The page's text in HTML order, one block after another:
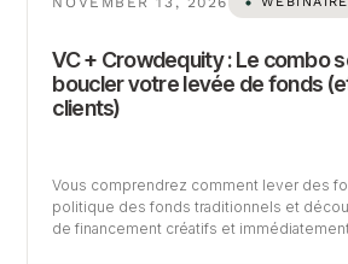
VC + Crowdequity : Le combo
boucler votre levée de fonds
clients)
Vous comprendrez comment lever des
politique des fonds traditionnels et
de financement créatifs et